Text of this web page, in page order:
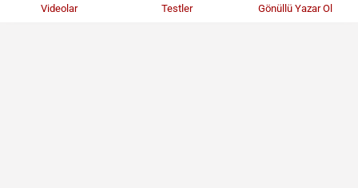
Videolar Testler Gönüllü Yazar Ol